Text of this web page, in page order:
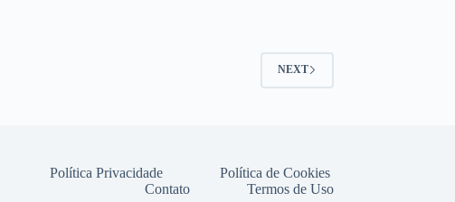
NEXT
Política Privacidade
Política de Cookies
Contato
Termos de Uso